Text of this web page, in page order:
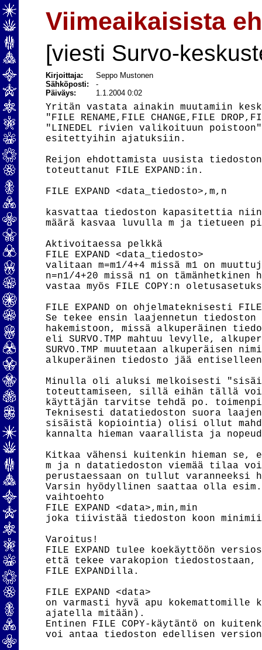
Viimeaikaisista
[viesti Survo-
Kirjoittaja:
Seppo Mustonen
Sähköposti:-
Päiväys:
1.1.2004 0:02
Yritän vastata ainakin muutamiin
"FILE RENAME,FILE CHANGE,FILE
"LINEDEL rivien valikoituun poistoon"
esitettyihin ajatuksiin.
Reijon ehdottamista uusista
toteuttanut FILE EXPAND:in.
FILE EXPAND <data_tiedosto>,m,n
kasvattaa tiedoston kapasitettia
määrä kasvaa luvulla m ja tietueen
Aktivoitaessa pelkkä
FILE EXPAND <data_tiedosto>
valitaan m=m1/4+4 missä m1 on
n=n1/4+20 missä n1 on
vastaa myös FILE COPY:n
FILE EXPAND on ohjelmateknisesti
Se tekee ensin laajennetun tiedoston
hakemistoon, missä alkuperäinen
eli SURVO.TMP mahtuu levylle,
SURVO.TMP muutetaan
alkuperäinen tiedosto jää
Minulla oli aluksi melkoisesti
toteuttamiseen, sillä eihän tällä
käyttäjän tarvitse tehdä po.
Teknisesti datatiedoston suora
sisäistä kopiointia) olisi ollut
kannalta hieman vaarallista ja
Kitkaa vähensi kuitenkin hieman
m ja n datatiedoston viemää tilaa
perustaessaan on tullut varanneeksi
Varsin hyödyllinen saattaa olla
vaihtoehto
FILE EXPAND <data>,min,min
joka tiivistää tiedoston koon
Varoitus!
FILE EXPAND tulee koekäyttöön
että tekee varakopion tiedostostaan,
FILE EXPANDilla.
FILE EXPAND <data>
on varmasti hyvä apu
ajatella mitään).
Entinen FILE COPY-käytäntö on
voi antaa tiedoston edellisen